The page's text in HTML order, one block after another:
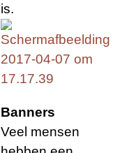
is.
Banners
Veel mensen